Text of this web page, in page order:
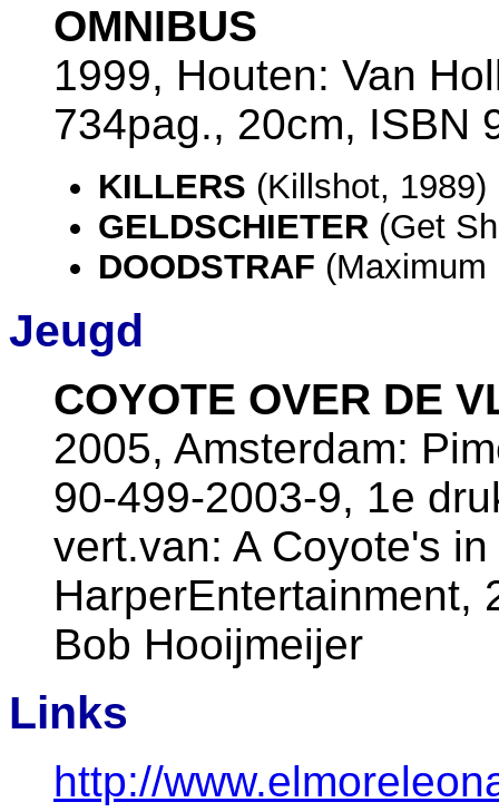
OMNIBUS
1999, Houten: Van
734pag., 20cm, ISBN
KILLERS (Killshot, 1989)
GELDSCHIETER (Get
DOODSTRAF (Maximum
Jeugd
COYOTE OVER DE
2005, Amsterdam:
90-499-2003-9, 1e
vert.van: A Coyote's
HarperEntertainment,
Bob Hooijmeijer
Links
http://